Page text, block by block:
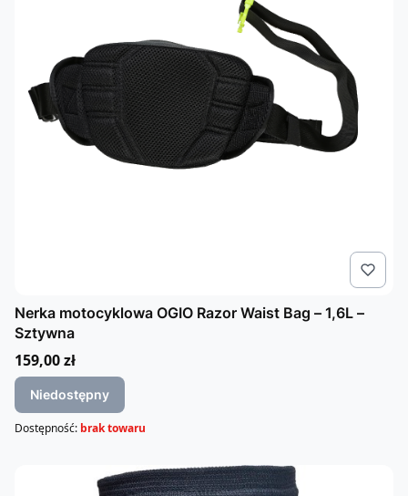
Nerka motocyklowa OGIO Razor Waist Bag – 1,6L –
Sztywna
Cena
159,00 zł
Niedostępny
Dostępność: brak towaru